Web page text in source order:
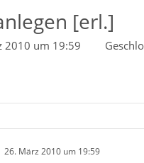
[erl.]
2010 um 19:59
26. März 2010 um 19:59